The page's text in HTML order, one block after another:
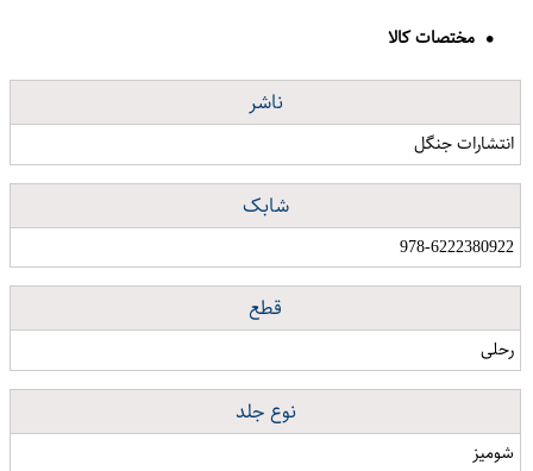
مختصات کالا
ناشر
انتشارات جنگل
شابک
978-6222380922
قطع
رحلی
نوع جلد
شومیز